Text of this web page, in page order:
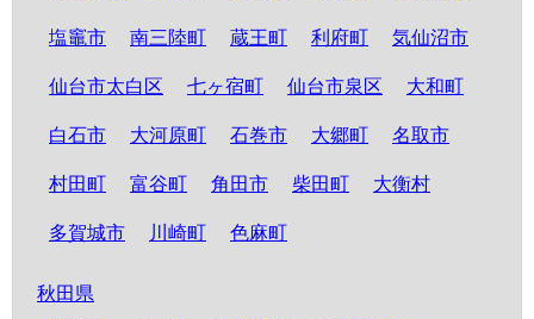
塩竈市 南三陸町 蔵王町 利府町 気仙沼市
仙台市太白区 七ヶ宿町 仙台市泉区 大和町
白石市 大河原町 石巻市 大郷町 名取市
村田町 富谷町 角田市 柴田町 大衡村
多賀城市 川崎町 色麻町
秋田県